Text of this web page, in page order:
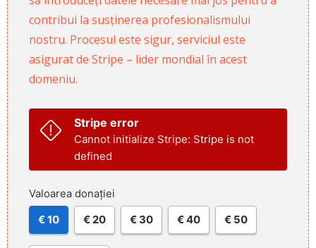
contribui la susținerea profesionalismului
nostru. Procesul este sigur, serviciul este
asigurat de Stripe – lider mondial în acest
domeniu.
Stripe error
Cannot initialize Stripe: Stripe is not
defined
Valoarea donației
€ 10 € 20 € 30 € 40 € 50